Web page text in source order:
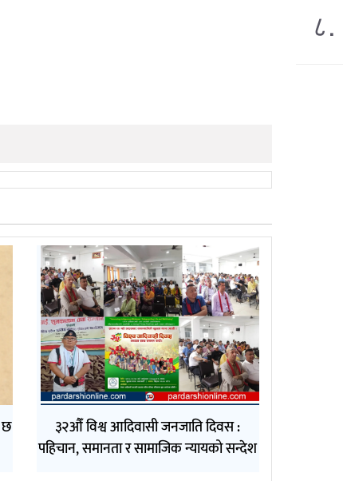
छ
३२औँ विश्व आदिवासी जनजाति दिवस :
पहिचान, समानता र सामाजिक न्यायको सन्देश
८.